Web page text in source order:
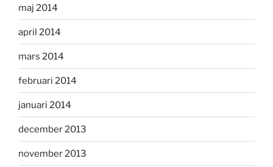
maj 2014
april 2014
mars 2014
februari 2014
januari 2014
december 2013
november 2013